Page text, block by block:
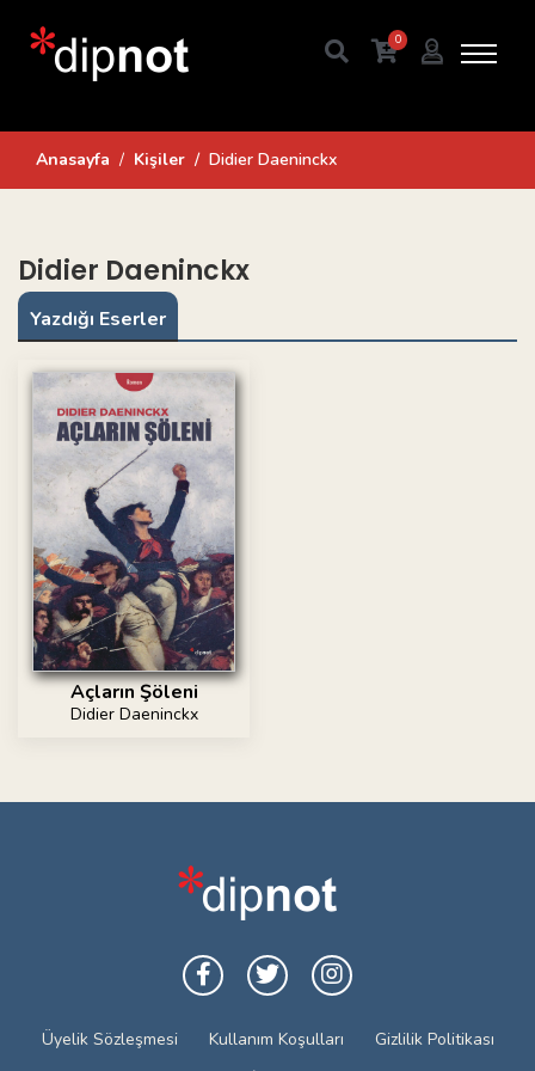
0
Anasayfa Kişiler Didier Daeninckx
Didier Daeninckx
Yazdığı Eserler
Açların Şöleni
Didier Daeninckx
Üyelik Sözleşmesi Kullanım Koşulları
Gizlilik Politikası